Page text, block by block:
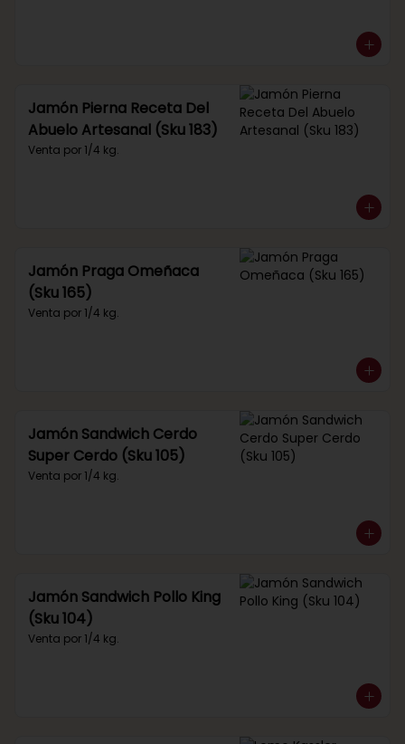
Jamón Pierna Receta Del
Abuelo Artesanal (Sku 183)
Venta por 1/4 kg.
Jamón Praga Omeñaca
(Sku 165)
Venta por 1/4 kg.
Jamón Sandwich Cerdo
Super Cerdo (Sku 105)
Venta por 1/4 kg.
Jamón Sandwich Pollo King
(Sku 104)
Venta por 1/4 kg.